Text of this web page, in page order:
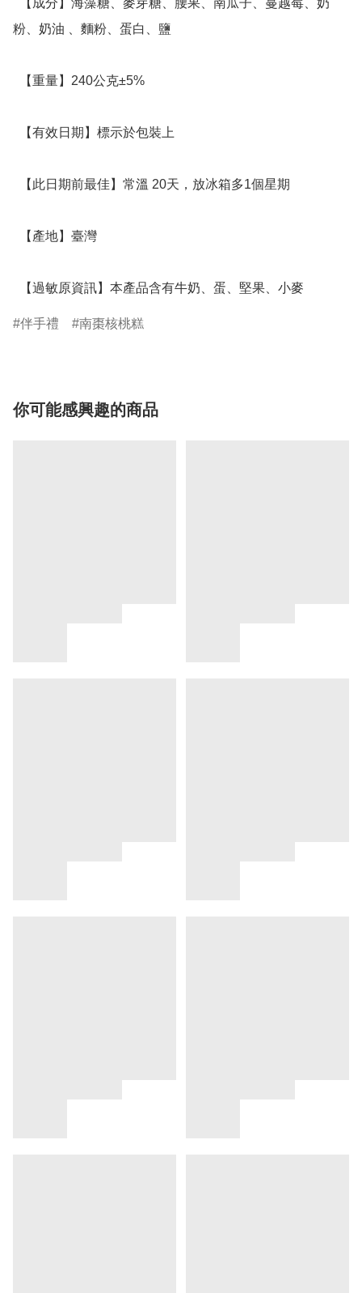
粉、奶油 、麵粉、蛋白、鹽
  【過敏原資訊】本產品含有牛奶、蛋、堅果、小麥
伴手禮 南棗核桃糕
你可能感興趣的商品